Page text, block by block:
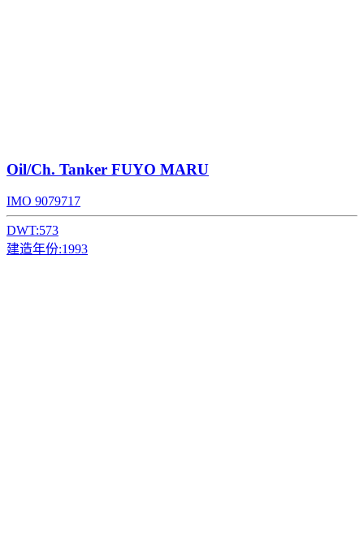
Oil/Ch. Tanker FUYO MARU
IMO 9079717
DWT:573
建造年份:1993